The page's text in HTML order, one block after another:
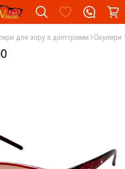
для зору з діоптріями Окуляри